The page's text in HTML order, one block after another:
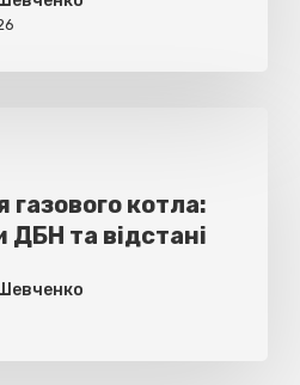
газового котла:
ДБН та відстані